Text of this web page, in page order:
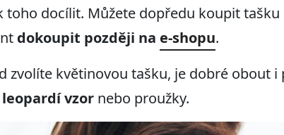
toho docílit. Můžete dopředu koupit
dokoupit později na e-shopu.
zvolíte květinovou tašku, je dobré obout i
vzor nebo proužky.